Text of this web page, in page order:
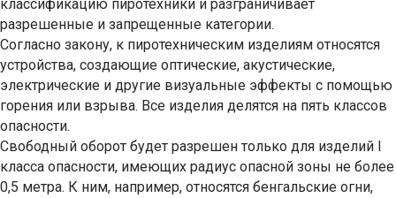
классификацию пиротехники и разграничивает
разрешенные и запрещенные категории.
Согласно закону, к пиротехническим изделиям относятся
устройства, создающие оптические, акустические,
электрические и другие визуальные эффекты с помощью
горения или взрыва. Все изделия делятся на пять классов
опасности.
Свободный оборот будет разрешен только для изделий I
класса опасности, имеющих радиус опасной зоны не более
0,5 метра. К ним, например, относятся бенгальские огни,